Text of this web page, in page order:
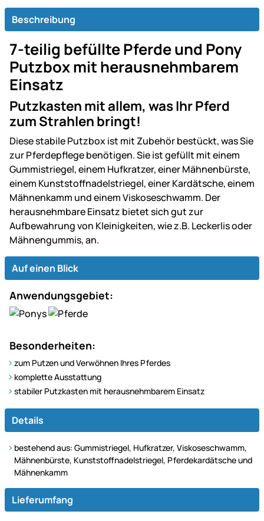
Beschreibung
7-teilig befüllte Pferde und Pony
Putzbox mit herausnehmbarem
Einsatz
Putzkasten mit allem, was Ihr Pferd
zum Strahlen bringt!
Diese stabile Putzbox ist mit Zubehör bestückt, was Sie
zur Pferdepflege benötigen. Sie ist gefüllt mit einem
Gummistriegel, einem Hufkratzer, einer Mähnenbürste,
einem Kunststoffnadelstriegel, einer Kardätsche, einem
Mähnenkamm und einem Viskoseschwamm. Der
herausnehmbare Einsatz bietet sich gut zur
Aufbewahrung von Kleinigkeiten, wie z.B. Leckerlis oder
Mähnengummis, an.
Auf einen Blick
Anwendungsgebiet:
Besonderheiten:
zum Putzen und Verwöhnen Ihres Pferdes
komplette Ausstattung
stabiler Putzkasten mit herausnehmbarem Einsatz
Details
bestehend aus: Gummistriegel, Hufkratzer, Viskoseschwamm,
Mähnenbürste, Kunststoffnadelstriegel, Pferdekardätsche und
Mähnenkamm
Lieferumfang